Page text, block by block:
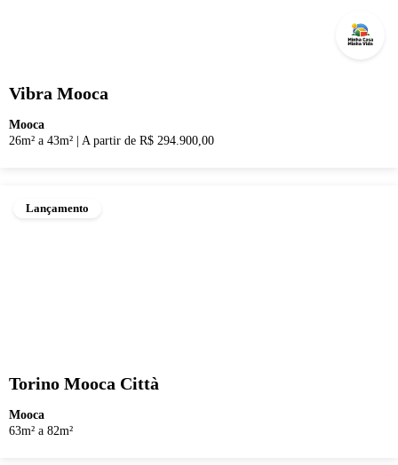
Vibra Mooca
Mooca
26m² a 43m²
A partir de R$ 294.900,00
Lançamento
Torino Mooca Città
Mooca
63m² a 82m²